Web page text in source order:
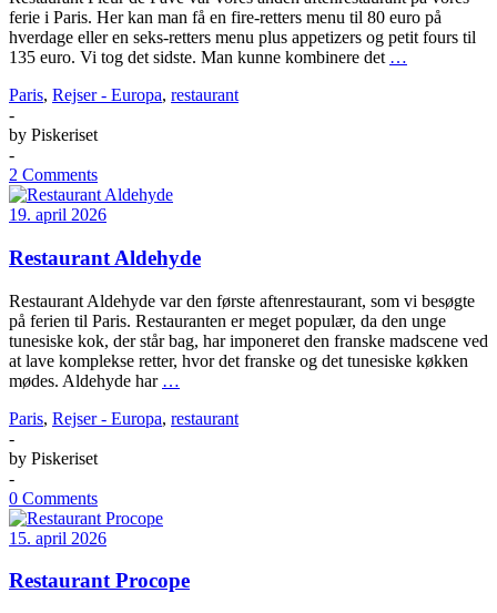
ferie i Paris. Her kan man få en fire-retters menu til 80 euro på
hverdage eller en seks-retters menu plus appetizers og petit fours til
135 euro. Vi tog det sidste. Man kunne kombinere det …
Paris, Rejser - Europa, restaurant
-
by Piskeriset
-
2 Comments
19. april 2026
Restaurant Aldehyde
Restaurant Aldehyde var den første aftenrestaurant, som vi besøgte
på ferien til Paris. Restauranten er meget populær, da den unge
tunesiske kok, der står bag, har imponeret den franske madscene ved
at lave komplekse retter, hvor det franske og det tunesiske køkken
mødes. Aldehyde har …
Paris, Rejser - Europa, restaurant
-
by Piskeriset
-
0 Comments
15. april 2026
Restaurant Procope